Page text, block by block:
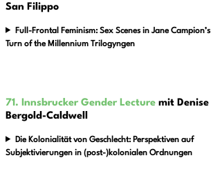
San Filippo
Full-Frontal Feminism: Sex Scenes in Jane Campion’s
Turn of the Millennium Trilogyngen
71. Innsbrucker Gender Lecture mit Denise
Bergold-Caldwell
Die Kolonialität von Geschlecht: Perspektiven auf
Subjektivierungen in (post-)kolonialen Ordnungen